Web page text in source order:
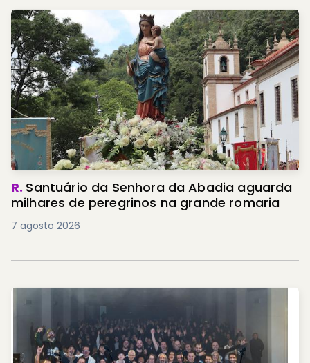
R. Santuário da Senhora da Abadia aguarda
milhares de peregrinos na grande romaria
7 agosto 2026